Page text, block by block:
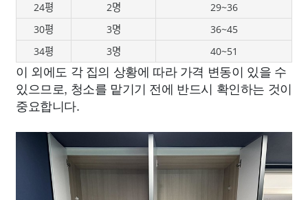
24평
2명
29~36
30평
3명
36~45
34평
3명 40~51
이 외에도 각 집의 상황에 따라 가격 변동이 있을 수
있으므로, 청소를 맡기기 전에 반드시 확인하는 것이
중요합니다.